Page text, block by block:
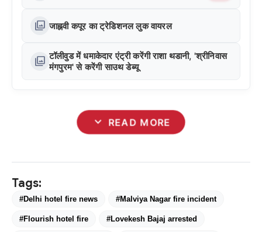
photo_library जाह्नवी कपूर का ट्रेडिशनल लुक वायरल
photo_library टॉलीवुड में धमाकेदार एंट्री करेंगी राशा थडानी, 'श्रीनिवास
मंगपुरम' से करेंगी साउथ डेब्यू
expand_more READ MORE
Tags:
#Delhi hotel fire news #Malviya Nagar fire incident
#Flourish hotel fire #Lovekesh Bajaj arrested